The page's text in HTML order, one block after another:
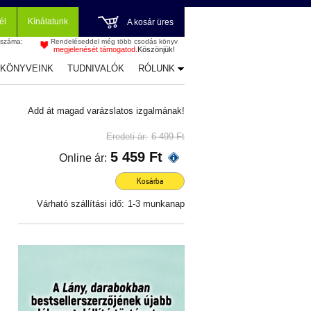
Kínálatunk A kosár üres
Rendeléseddel még több csodás könyv
megjelenését támogatod. Köszönjük!
TUDNIVALÓK RÓLUNK
Add át magad varázslatos izgalmának!
Eredeti ár: 6 499 Ft
Online ár: 5 459 Ft
Kosárba
Várható szállítási idő: 1-3 munkanap